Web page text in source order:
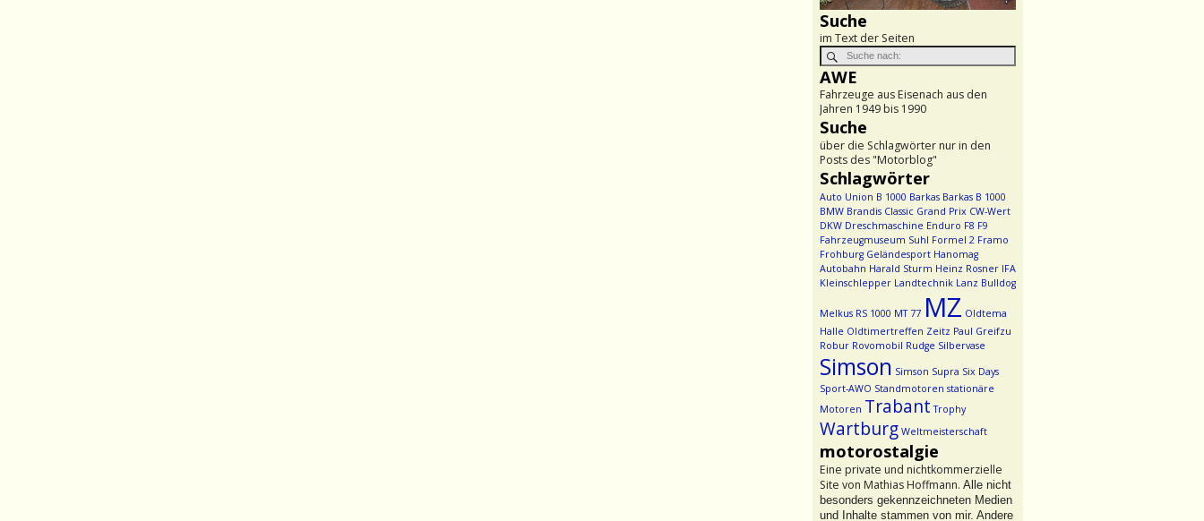
Suche
im Text der Seiten
AWE
Fahrzeuge aus Eisenach aus den
Jahren 1949 bis 1990
Suche
über die Schlagwörter nur in den
Posts des "Motorblog"
Schlagwörter
Auto Union B 1000 Barkas Barkas B 1000
BMW Brandis Classic Grand Prix CW-Wert
DKW Dreschmaschine Enduro F8 F9
Fahrzeugmuseum Suhl Formel 2 Framo
Frohburg Geländesport Hanomag
Autobahn Harald Sturm Heinz Rosner IFA
Kleinschlepper Landtechnik Lanz Bulldog
Melkus RS 1000 MT 77 MZ Oldtema
Halle Oldtimertreffen Zeitz Paul Greifzu
Robur Rovomobil Rudge Silbervase
Simson Simson Supra Six Days
Sport-AWO Standmotoren stationäre
Motoren Trabant Trophy
Wartburg Weltmeisterschaft
motorostalgie
Eine private und nichtkommerzielle
Site von Mathias Hoffmann. Alle nicht
besonders gekennzeichneten Medien
und Inhalte stammen von mir. Andere